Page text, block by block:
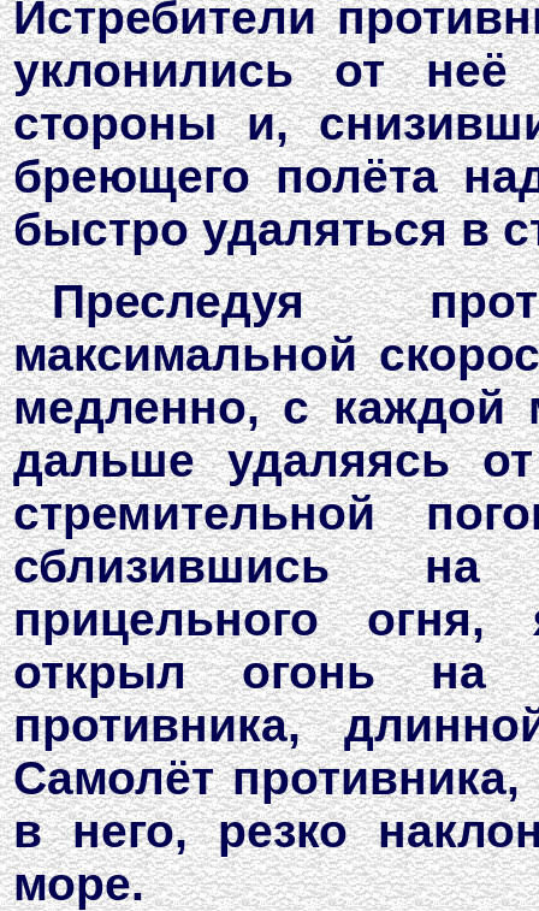
Истребители
уклонились от
стороны и,
бреющего полёта
быстро удаляться в
Преследуя
максимальной
медленно, с каждой
дальше удаляясь
стремительной
сблизившись на
прицельного
открыл огонь на
противника,
Самолёт
в него, резко
море.